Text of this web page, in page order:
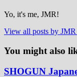
Yo, it's me, JMR!
View all posts by
You might also
SHOGUN